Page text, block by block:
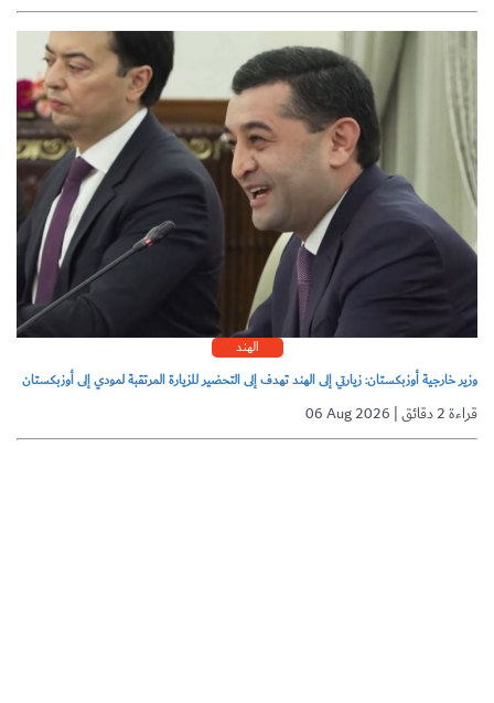
الهند
وزير خارجية أوزبكستان: زيارتي إلى الهند تهدف إلى التحضير للزيارة المرتقبة لمودي إلى أوزبكستان
06 Aug 2026 | قراءة 2 دقائق